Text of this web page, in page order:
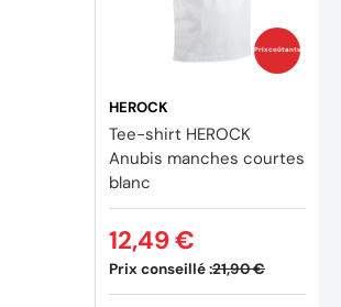
Prix coûtants
HEROCK
Tee-shirt HEROCK
Anubis manches courtes
blanc
Prix conseillé :21,90 €
12,49 €